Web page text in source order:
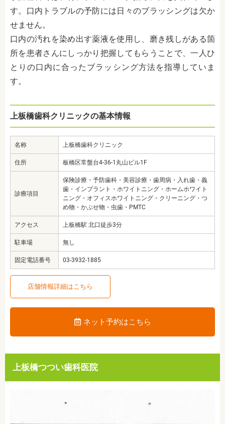
す。口内トラブルの予防には日々のブラッシングは欠か
せません。
口内の汚れを染め出す薬液を使用し、磨き残しがある箇
所を患者さんにしっかり把握してもらうことで、一人ひ
とりの口内に合ったブラッシング方法を指導していま
す。
上板橋歯科クリニックの基本情報
名称 上板橋歯科クリニック
住所 板橋区常盤台4-36-1丸山ビル1F
診療項目
保険診療・予防歯科・美容診療・歯周病・入れ歯・義
歯・インプラント・ホワイトニング・ホームホワイト
ニング・オフィスホワイトニング・クリーニング・つ
め物・かぶせ物・虫歯・PMTC
アクセス 上板橋駅 北口徒歩3分
駐車場 無し
固定電話番号 03-3932-1885
店舗情報詳細はこちら
ネット予約はこちら
上板橋つつい歯科医院